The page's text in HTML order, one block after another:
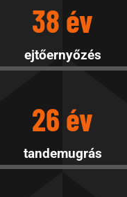
38 év
ejtőernyőzés
26 év
tandemugrás